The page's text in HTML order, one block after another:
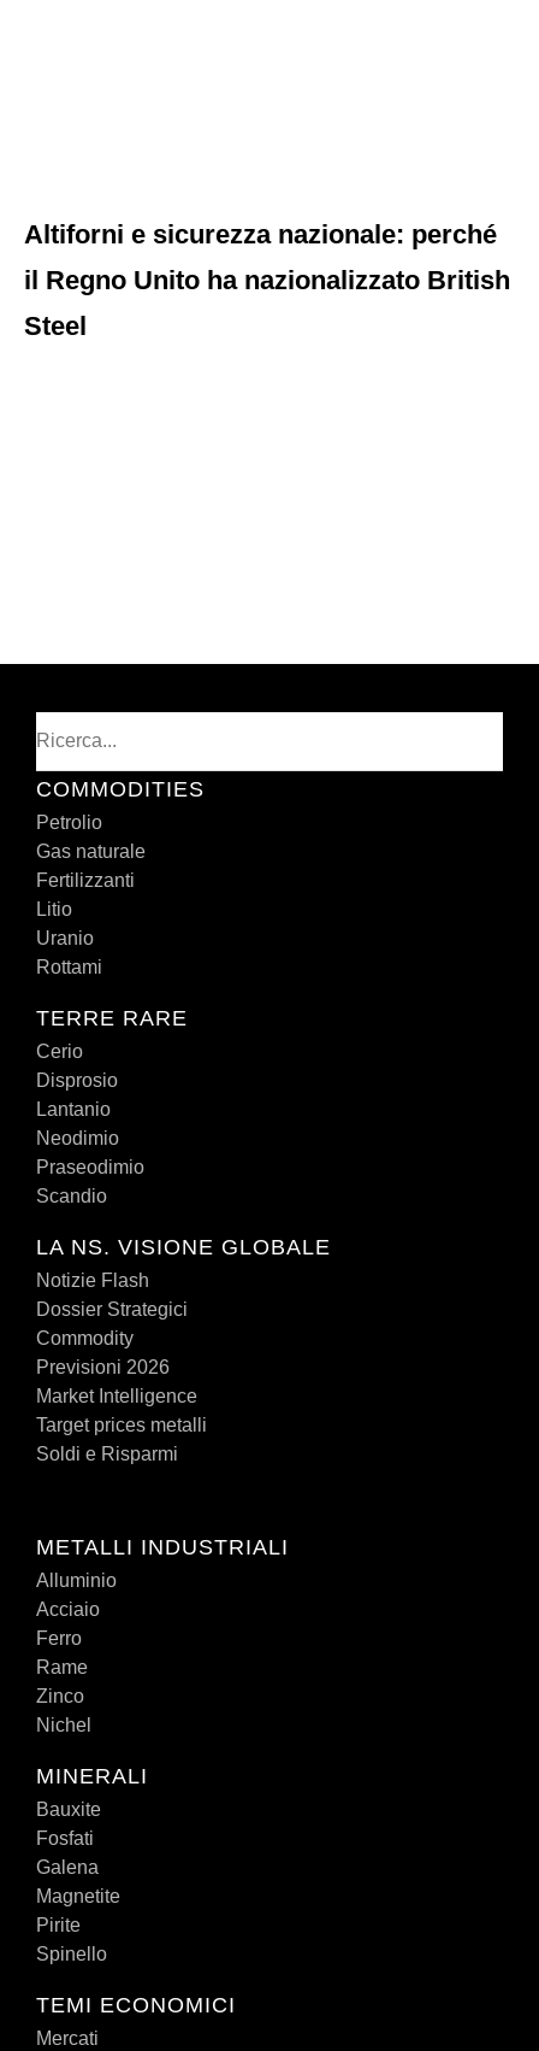
Altiforni e sicurezza nazionale: perché
il Regno Unito ha nazionalizzato British
Steel
COMMODITIES
Petrolio
Gas naturale
Fertilizzanti
Litio
Uranio
Rottami
TERRE RARE
Cerio
Disprosio
Lantanio
Neodimio
Praseodimio
Scandio
LA NS. VISIONE GLOBALE
Notizie Flash
Dossier Strategici
Commodity
Previsioni 2026
Market Intelligence
Target prices metalli
Soldi e Risparmi
METALLI INDUSTRIALI
Alluminio
Acciaio
Ferro
Rame
Zinco
Nichel
MINERALI
Bauxite
Fosfati
Galena
Magnetite
Pirite
Spinello
TEMI ECONOMICI
Mercati